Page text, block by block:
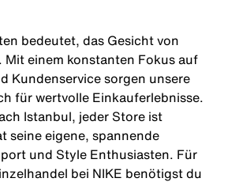
bedeutet, das Gesicht von
Mit einem konstanten Fokus auf
Kundenservice sorgen unsere
für wertvolle Einkauferlebnisse.
Istanbul, jeder Store ist
seine eigene, spannende
und Style Enthusiasten. Für
bei NIKE benötigst du